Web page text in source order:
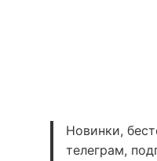
Новинки,
телеграм,